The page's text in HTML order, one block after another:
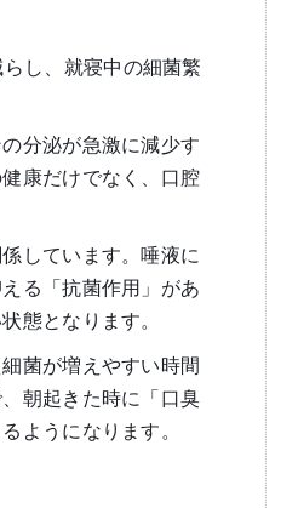
し、就寝中の細菌繁
分泌が急激に減少す
康だけでなく、口腔
しています。唾液に
る「抗菌作用」があ
態となります。
菌が増えやすい時間
朝起きた時に「口臭
ようになります。